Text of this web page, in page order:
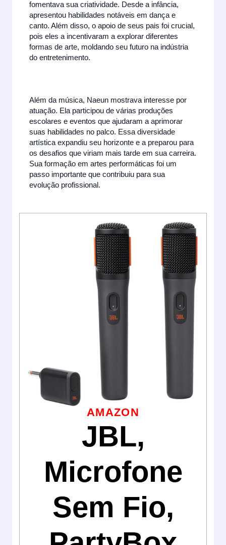
fomentava sua criatividade. Desde a infância,
apresentou habilidades notáveis em dança e
canto. Além disso, o apoio de seus pais foi crucial,
pois eles a incentivaram a explorar diferentes
formas de arte, moldando seu futuro na indústria
do entretenimento.
Além da música, Naeun mostrava interesse por
atuação. Ela participou de várias produções
escolares e eventos que ajudaram a aprimorar
suas habilidades no palco. Essa diversidade
artística expandiu seu horizonte e a preparou para
os desafios que viriam mais tarde em sua carreira.
Sua formação em artes performáticas foi um
passo importante que contribuiu para sua
evolução profissional.
AMAZON
JBL,
Microfone
Sem Fio,